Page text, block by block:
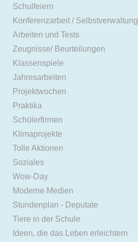
Schulfeiern
Konferenzarbeit / Selbstverwaltung
Arbeiten und Tests
Zeugnisse/ Beurteilungen
Klassenspiele
Jahresarbeiten
Projektwochen
Praktika
Schülerfirmen
Klimaprojekte
Tolle Aktionen
Soziales
Wow-Day
Moderne Medien
Stundenplan - Deputate
Tiere in der Schule
Ideen, die das Leben erleichtern